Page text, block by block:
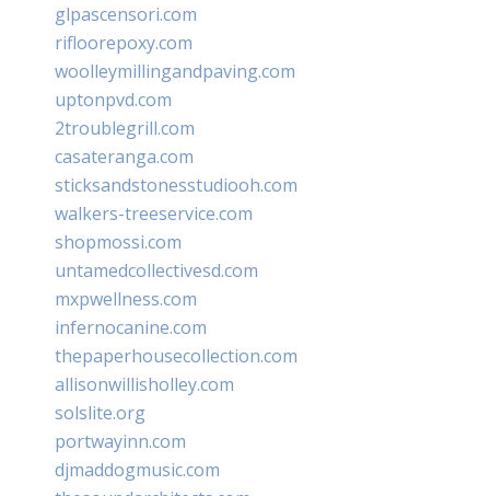
glpascensori.com
rifloorepoxy.com
woolleymillingandpaving.com
uptonpvd.com
2troublegrill.com
casateranga.com
sticksandstonesstudiooh.com
walkers-treeservice.com
shopmossi.com
untamedcollectivesd.com
mxpwellness.com
infernocanine.com
thepaperhousecollection.com
allisonwillisholley.com
solslite.org
portwayinn.com
djmaddogmusic.com